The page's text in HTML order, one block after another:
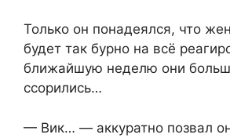
Только он понадеялся, что
будет так бурно на всё
ближайшую неделю они
ссорились…
— Вик… — аккуратно позвал